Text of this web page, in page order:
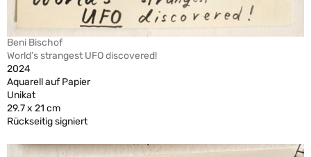
Beni Bischof
World’s strangest UFO discovered!
2024
Aquarell auf Papier
Unikat
29.7 x 21 cm
Rückseitig signiert